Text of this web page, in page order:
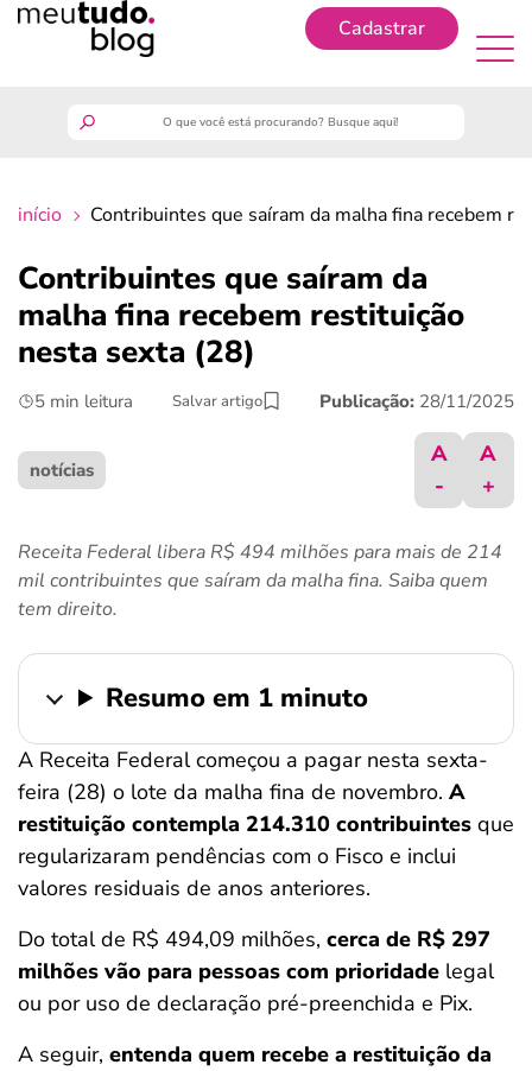
Cadastrar
finanças
benefícios
últimas notícias
ferramentas
início Contribuintes que saíram da malha fina recebem
Contribuintes que saíram da
malha fina recebem restituição
nesta sexta (28)
5 min leitura Salvar artigo Publicação: 28/11/2025
notícias
A
-
A
+
Receita Federal libera R$ 494 milhões para mais de 214
mil contribuintes que saíram da malha fina. Saiba quem
tem direito.
Resumo em 1 minuto
A Receita Federal começou a pagar nesta sexta-
feira (28) o lote da malha fina de novembro. A
restituição contempla 214.310 contribuintes que
regularizaram pendências com o Fisco e inclui
valores residuais de anos anteriores.
Do total de R$ 494,09 milhões, cerca de R$ 297
milhões vão para pessoas com prioridade legal
ou por uso de declaração pré-preenchida e Pix.
A seguir, entenda quem recebe a restituição da